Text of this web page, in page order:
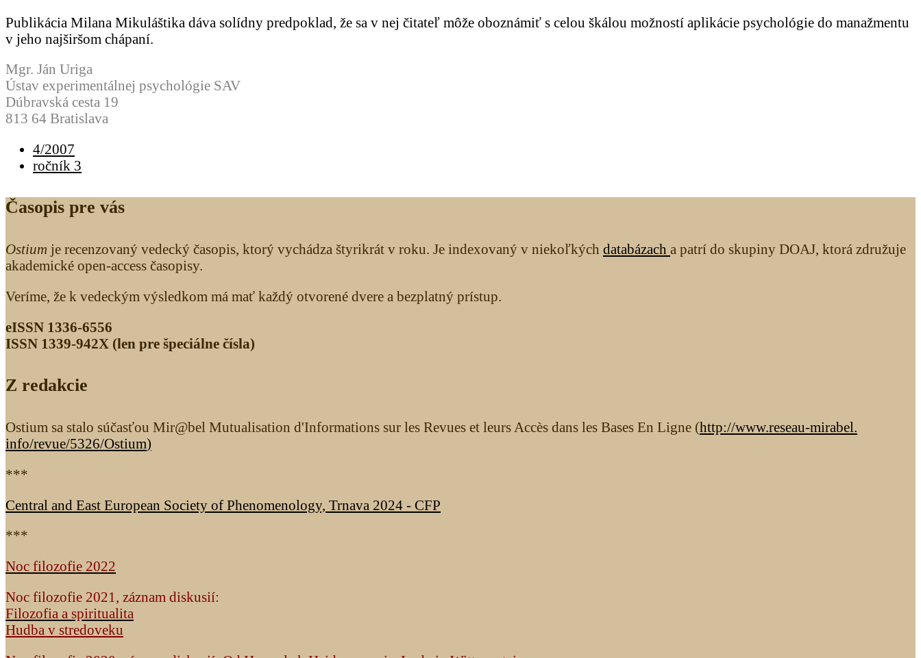
Publikácia Milana Mikuláštika dáva solídny predpoklad, že sa v nej čitateľ môže oboznámiť s celou škálou možností aplikácie psychológie do manažmentu
v jeho najširšom chápaní.
Mgr. Ján Uriga
Ústav experimentálnej psychológie SAV
Dúbravská cesta 19
813 64 Bratislava
4/2007
ročník 3
Časopis pre vás
Ostium je recenzovaný vedecký časopis, ktorý vychádza štyrikrát v roku. Je indexovaný v niekoľkých databázach a patrí do skupiny DOAJ, ktorá združuje
akademické open-access časopisy.
Veríme, že k vedeckým výsledkom má mať každý otvorené dvere a bezplatný prístup.
eISSN 1336-6556
ISSN 1339­-942X (len pre špeciálne čísla)
Z redakcie
Ostium sa stalo súčasťou Mir@bel Mutualisation d'Informations sur les Revues et leurs Accès dans les Bases En Ligne (http://www.reseau-mirabel.
info/revue/5326/Ostium)
***
Central and East European Society of Phenomenology, Trnava 2024 - CFP
***
Noc filozofie 2022
Noc filozofie 2021, záznam diskusií:
Filozofia a spiritualita
Hudba v stredoveku